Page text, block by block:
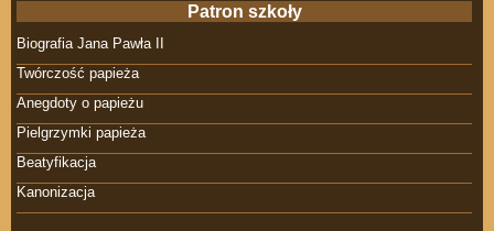
Patron szkoły
Biografia Jana Pawła II
Twórczość papieża
Anegdoty o papieżu
Pielgrzymki papieża
Beatyfikacja
Kanonizacja